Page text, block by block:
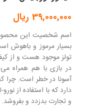
39,000,000 ریال
اسم شخصیت این محصول
بسیار مرموز و باهوش
تولز موجود هست و از
در بازی با هم همراه
آسونا در خطر است. چرا
دارد که با استفاده از
و تجارت بدزدد و بفروشد.